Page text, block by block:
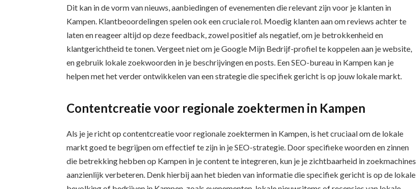
Dit kan in de vorm van nieuws, aanbiedingen of evenementen die relevant zijn voor je klanten in
Kampen. Klantbeoordelingen spelen ook een cruciale rol. Moedig klanten aan om reviews achter te
laten en reageer altijd op deze feedback, zowel positief als negatief, om je betrokkenheid en
klantgerichtheid te tonen. Vergeet niet om je Google Mijn Bedrijf-profiel te koppelen aan je website,
en gebruik lokale zoekwoorden in je beschrijvingen en posts. Een SEO-bureau in Kampen kan je
helpen met het verder ontwikkelen van een strategie die specifiek gericht is op jouw lokale markt.
Contentcreatie voor regionale zoektermen in Kampen
Als je je richt op contentcreatie voor regionale zoektermen in Kampen, is het cruciaal om de lokale
markt goed te begrijpen om effectief te zijn in je SEO-strategie. Door specifieke woorden en zinnen
die betrekking hebben op Kampen in je content te integreren, kun je je zichtbaarheid in zoekmachines
aanzienlijk verbeteren. Denk hierbij aan het bieden van informatie die specifiek gericht is op de lokale